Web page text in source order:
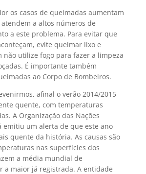
os casos de queimadas aumentam
a altos números de
a este problema. Para evitar que
evite queimar lixo e
não utilize fogo para fazer a limpeza
É importante também
ao Corpo de Bombeiros.
afinal o verão 2014/2015
quente, com temperaturas
A Organização das Nações
emitiu um alerta de que este ano
quente da história. As causas são
nas superfícies dos
a média mundial de
a maior já registrada. A entidade